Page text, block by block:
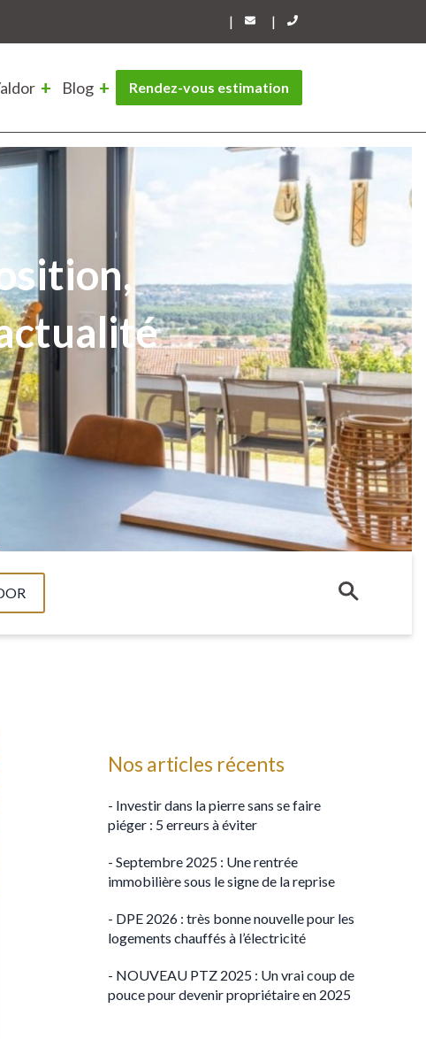
| |
Blog Rendez-vous estimation
Nos articles récents
- Investir dans la pierre sans se faire
piéger : 5 erreurs à éviter
- Septembre 2025 : Une rentrée
immobilière sous le signe de la reprise
- DPE 2026 : très bonne nouvelle pour les
logements chauffés à l’électricité
- NOUVEAU PTZ 2025 : Un vrai coup de
pouce pour devenir propriétaire en 2025